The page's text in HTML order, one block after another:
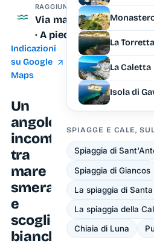
RAGGIUNGE
Via mare
· A piedi
Indicazioni
su Google
Maps
Un
angolo
incontaminato
tra
mare
smeraldo
e
scogliere
bianche
La Torretta
La Caletta
Isola di
SPIAGGE E CALE,
Spiaggia di
Spiaggia di Giancos
La spiaggia di
La spiaggia della
Chiaia di Luna